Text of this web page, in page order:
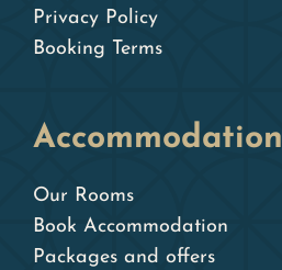
Privacy Policy
Booking Terms
Accommodation
Our Rooms
Book Accommodation
Packages and offers